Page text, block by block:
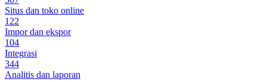
Situs dan toko online
122
Impor dan ekspor
104
Integrasi
344
Analitis dan laporan